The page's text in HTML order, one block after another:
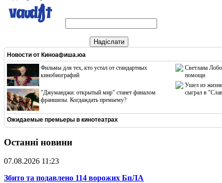
Надіслати
Новости от Киноафиша.юа
Фильмы для тех, кто устал от стандартных
кинобиографий
"Джуманджи: открытый мир" станет финалом
франшизы. Когдаждать премьему?
Светлана
помощи
Ушел из жизни
сыграл в
Ожидаемые премьеры в кинотеатрах
Останні новини
07.08.2026 11:23
​Збито та подавлено 114 ворожих БпЛА